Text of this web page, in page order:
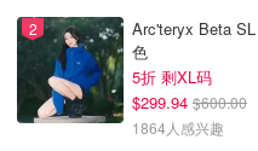
Arc'teryx Beta
色
5折 剩XL码
$299.94 $600.00
1864人感兴趣